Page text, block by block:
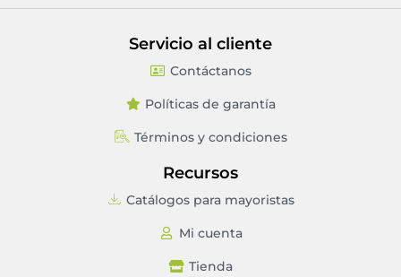
Servicio al cliente
Contáctanos
Políticas de garantía
Términos y condiciones
Recursos
Catálogos para mayoristas
Mi cuenta
Tienda